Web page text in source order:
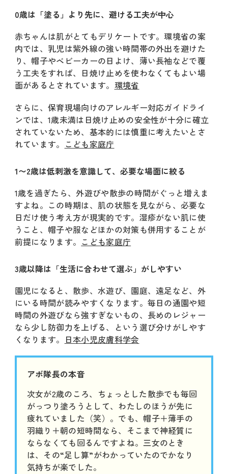
0歳は「塗る」より先に、避ける工夫が中心
赤ちゃんは肌がとてもデリケートです。環境省の案
内では、乳児は紫外線の強い時間帯の外出を避けた
り、帽子やベビーカーの日よけ、薄い長袖などで覆
う工夫をすれば、日焼け止めを使わなくてもよい場
面があるとされています。 環境省
さらに、保育現場向けのアレルギー対応ガイドライ
ンでは、1歳未満は日焼け止めの安全性が十分に確立
されていないため、基本的には慎重に考えたいとさ
れています。 こども家庭庁
1〜2歳は低刺激を意識して、必要な場面に絞る
1歳を過ぎたら、外遊びや散歩の時間がぐっと増えま
すよね。この時期は、肌の状態を見ながら、必要な
日だけ使う考え方が現実的です。湿疹がない肌に使
うこと、帽子や服などほかの対策も併用することが
前提になります。 こども家庭庁
3歳以降は「生活に合わせて選ぶ」がしやすい
園児になると、散歩、水遊び、園庭、遠足など、外
にいる時間が読みやすくなります。毎日の通園や短
時間の外遊びなら強すぎないもの、長めのレジャー
なら少し防御力を上げる、という選び分けがしやす
くなります。 日本小児皮膚科学会
アボ隊長の本音
次女が2歳のころ、ちょっとした散歩でも毎回
がっつり塗ろうとして、わたしのほうが先に
疲れていました（笑）。でも、帽子＋薄手の
羽織り＋朝の短時間なら、そこまで神経質に
ならなくても回るんですよね。三女のとき
は、その“足し算”がわかっていたのでかなり
気持ちが楽でした。